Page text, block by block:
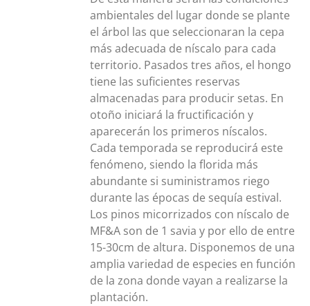
ambientales del lugar donde se plante
el árbol las que seleccionaran la cepa
más adecuada de níscalo para cada
territorio. Pasados tres años, el hongo
tiene las suficientes reservas
almacenadas para producir setas. En
otoño iniciará la fructificación y
aparecerán los primeros níscalos.
Cada temporada se reproducirá este
fenómeno, siendo la florida más
abundante si suministramos riego
durante las épocas de sequía estival.
Los pinos micorrizados con níscalo de
MF&A son de 1 savia y por ello de entre
15-30cm de altura. Disponemos de una
amplia variedad de especies en función
de la zona donde vayan a realizarse la
plantación.